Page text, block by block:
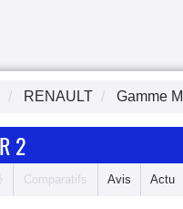
RENAULT Gamme
2
Comparatifs Avis Actu